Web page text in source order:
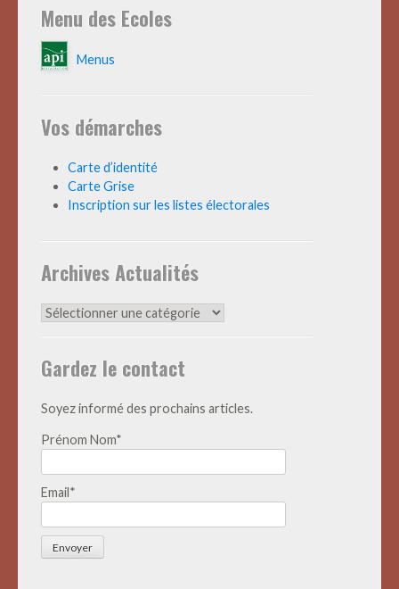
Menu des Ecoles
Menus
Vos démarches
Carte d’identité
Carte Grise
Inscription sur les listes électorales
Archives Actualités
Archives
Gardez le contact
Soyez informé des prochains articles.
Prénom Nom*
Email*